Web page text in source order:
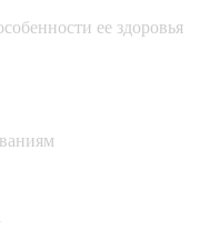
ее здоровья